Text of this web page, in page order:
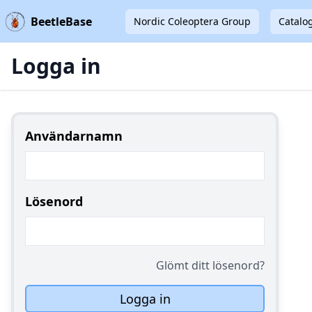
BeetleBase Nordic Coleoptera Group
Logga in
Användarnamn
Lösenord
Glömt ditt lösenord?